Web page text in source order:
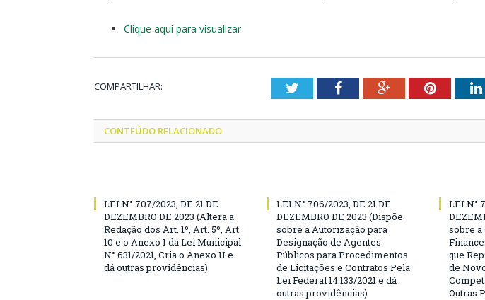
Clique aqui para visualizar
COMPARTILHAR: TwitterFacebookGoogle+Pinterest
CONTEÚDO RELACIONADO
LEI N° 707/2023, DE 21 DE
DEZEMBRO DE 2023 (Altera a
Redação dos Art. 1º, Art. 5º, Art.
10 e o Anexo I da Lei Municipal
N° 631/2021, Cria o Anexo II e
dá outras providências)
LEI N° 706/2023, DE 21 DE
DEZEMBRO DE 2023 (Dispõe
sobre a Autorização para
Designação de Agentes
Públicos para Procedimentos
de Licitações e Contratos Pela
Lei Federal 14.133/2021 e dá
outras providências)
LEI N°
sobre a
que
de
Outras